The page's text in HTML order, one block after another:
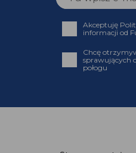
Akceptuję
informacji od
Chcę
połogu